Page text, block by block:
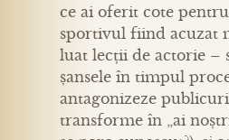
ce ai oferit cote
sportivul fiind acuzat
luat lecții de actorie –
șansele în timpul
antagonizeze
transforme în „ai